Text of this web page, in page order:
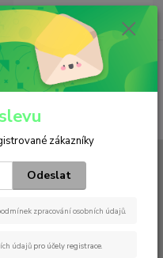
ks
0 Kč
zákazníky
Odeslat
zpracování osobních údajů.
údajů pro účely registrace.